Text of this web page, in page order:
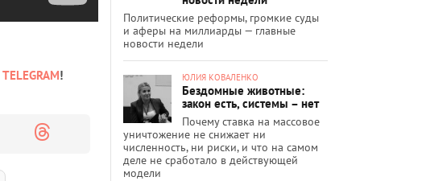
TELEGRAM!
Политические реформы, громкие суды
и аферы на миллиарды — главные
новости недели
ЮЛИЯ КОВАЛЕНКО
Бездомные животные:
закон есть, системы – нет
Почему ставка на массовое
уничтожение не снижает ни
численность, ни риски, и что на самом
деле не сработало в действующей
модели